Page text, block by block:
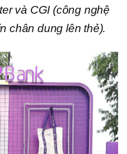
và CGI (công nghệ
chân dung lên thẻ).